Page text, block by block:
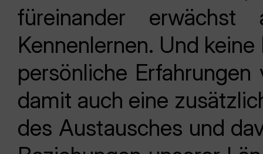
füreinander
Kennenlernen. Und
persönliche
damit auch eine
des Austausches und